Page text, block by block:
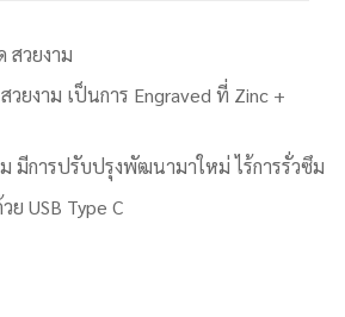
สวยงาม
วยงาม เป็นการ Engraved ที่ Zinc +
มีการปรับปรุงพัฒนามาใหม่ ไร้การรั่วซึม
ย USB Type C